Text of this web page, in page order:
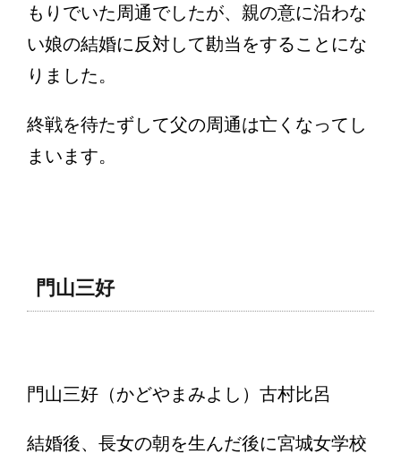
もりでいた周通でしたが、親の意に沿わな
い娘の結婚に反対して勘当をすることにな
りました。
終戦を待たずして父の周通は亡くなってし
まいます。
門山三好
門山三好（かどやまみよし）古村比呂
結婚後、長女の朝を生んだ後に宮城女学校